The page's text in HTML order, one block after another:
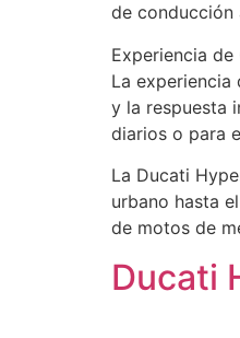
de
Experiencia
La
y la respuesta
diarios o para
La Ducati
urbano hasta
de motos de
Ducati